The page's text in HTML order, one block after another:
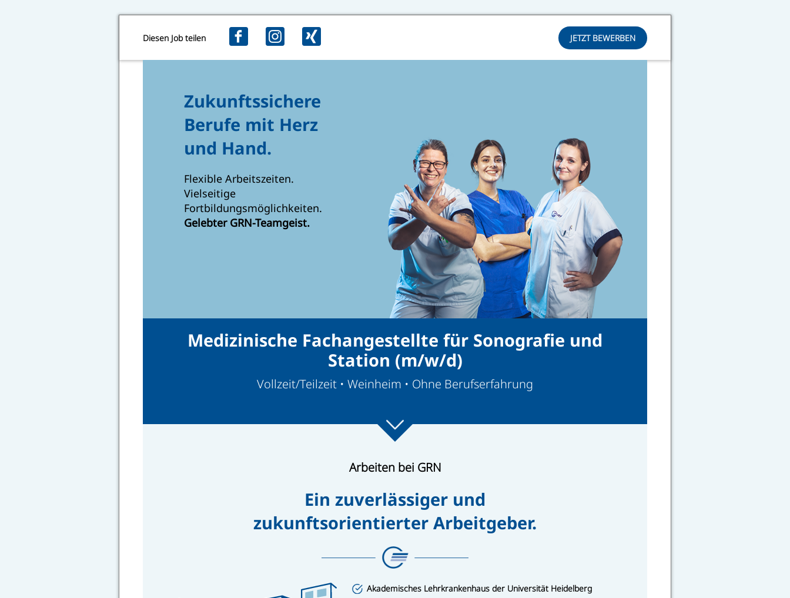
Diesen Job teilen JETZT BEWERBEN
Zukunftssichere
Berufe mit Herz
und Hand.
Flexible Arbeitszeiten.
Vielseitige
Fortbildungsmöglichkeiten.
Gelebter GRN-Teamgeist.
Medizinische Fachangestellte für Sonografie und
Station (m/w/d)
Vollzeit/Teilzeit • Weinheim • Ohne Berufserfahrung
Arbeiten bei GRN
Ein zuverlässiger und
zukunftsorientierter Arbeitgeber.
Akademisches Lehrkrankenhaus der Universität Heidelberg